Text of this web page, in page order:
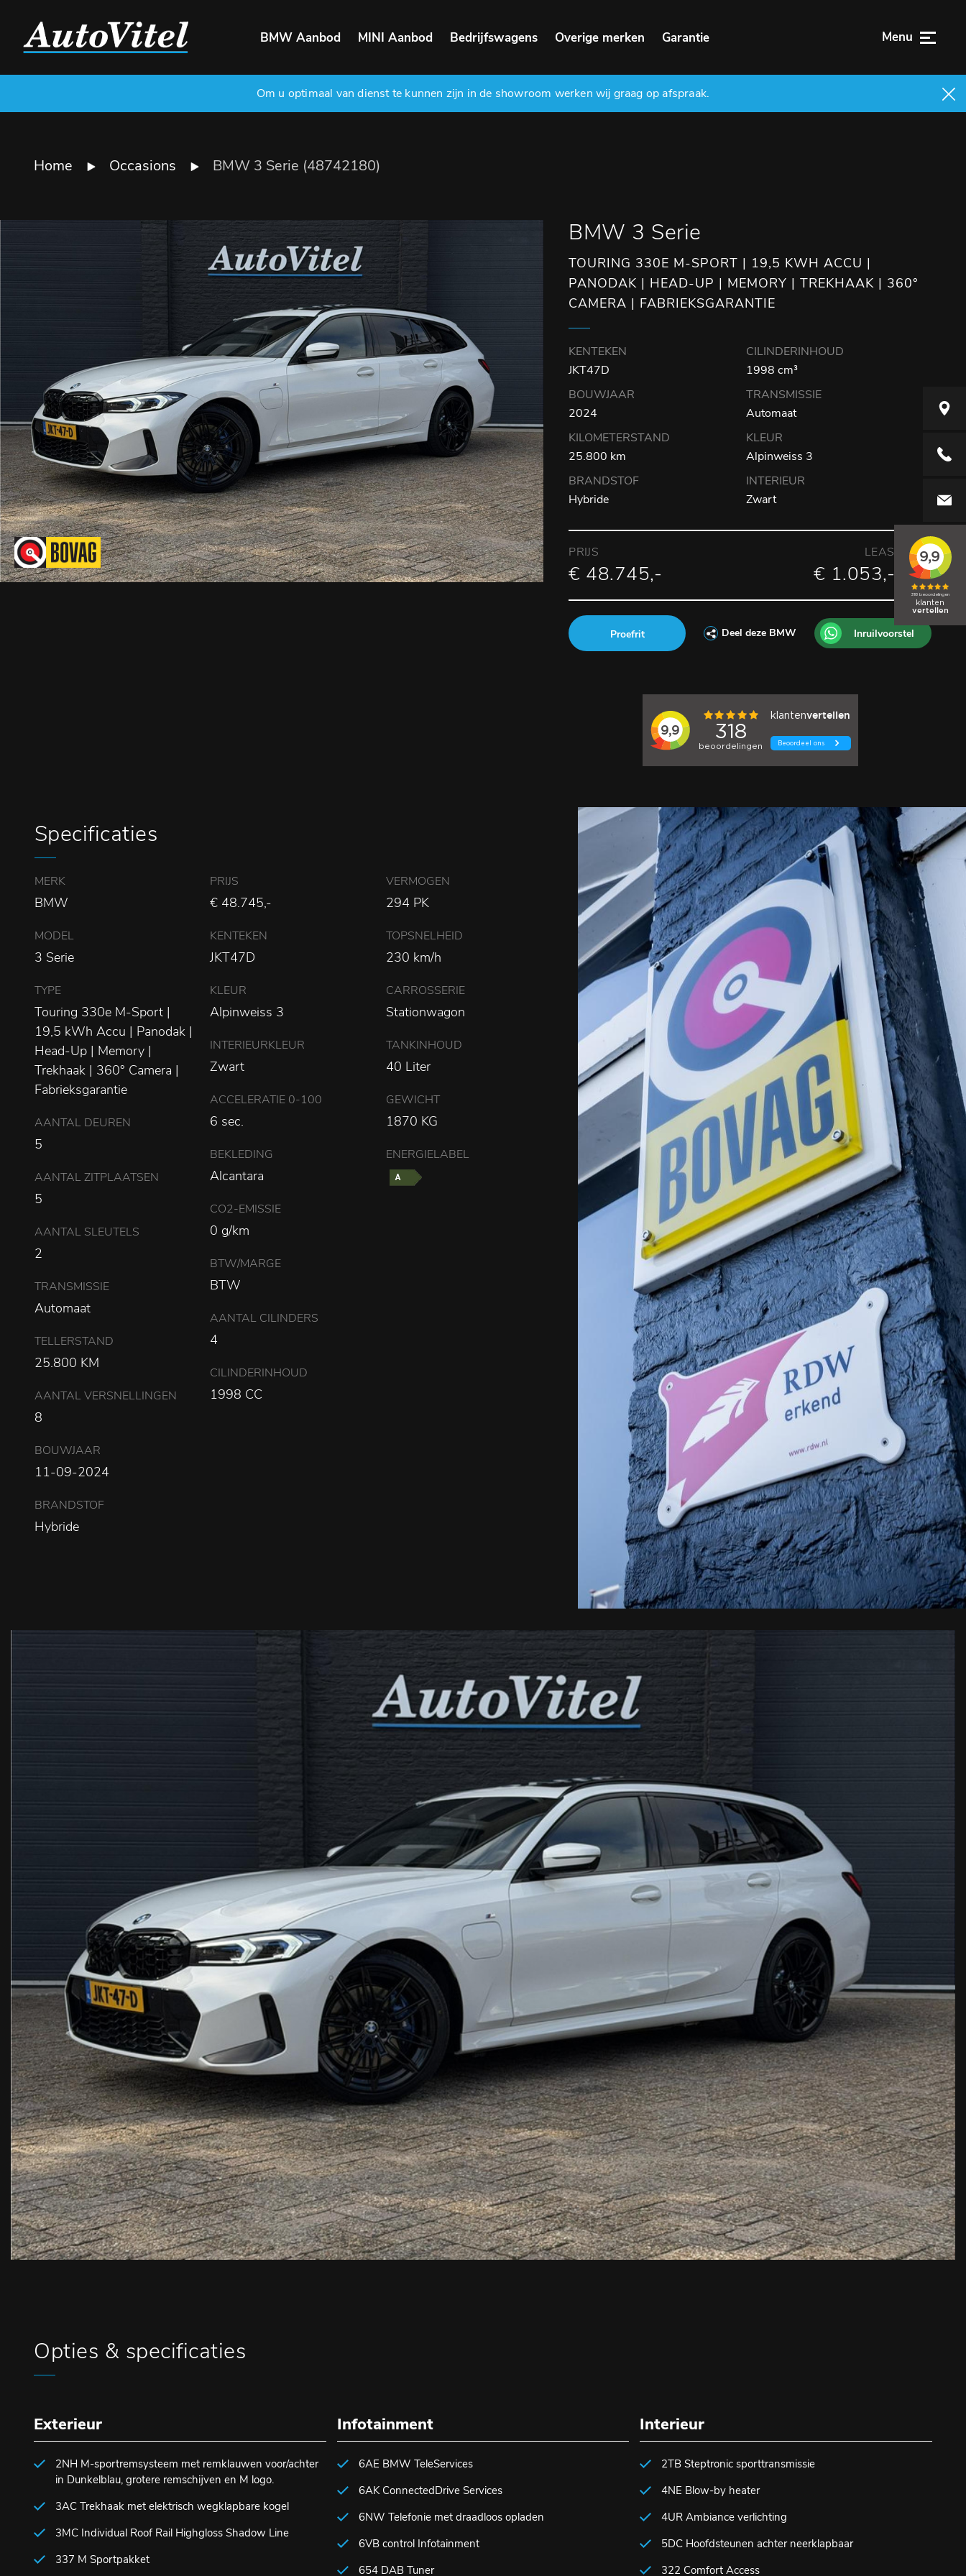
BMW Aanbod MINI Aanbod Bedrijfswagens Overige merken Garantie Menu
Om u optimaal van dienst te kunnen zijn in de showroom werken wij graag op afspraak.
Home Occasions BMW 3 Serie (48742180)
BMW 3 Serie
TOURING 330E M-SPORT | 19,5 KWH ACCU |
PANODAK | HEAD-UP | MEMORY | TREKHAAK | 360°
CAMERA | FABRIEKSGARANTIE
KENTEKEN
JKT47D
CILINDERINHOUD
1998 cm³
BOUWJAAR
2024
TRANSMISSIE
Automaat
KILOMETERSTAND
25.800 km
KLEUR
Alpinweiss 3
BRANDSTOF
Hybride
INTERIEUR
Zwart
PRIJS
€ 48.745,-
LEASEPRIJS
€ 1.053,- p/m
Proefrit Deel deze BMW Inruilvoorstel
Specificaties
MERK
BMW
MODEL
3 Serie
TYPE
Touring 330e M-Sport |
19,5 kWh Accu | Panodak |
Head-Up | Memory |
Trekhaak | 360° Camera |
Fabrieksgarantie
AANTAL DEUREN
5
AANTAL ZITPLAATSEN
5
AANTAL SLEUTELS
2
TRANSMISSIE
Automaat
TELLERSTAND
25.800 KM
AANTAL VERSNELLINGEN
8
BOUWJAAR
11-09-2024
BRANDSTOF
Hybride
PRIJS
€ 48.745,-
KENTEKEN
JKT47D
KLEUR
Alpinweiss 3
INTERIEURKLEUR
Zwart
ACCELERATIE 0-100
6 sec.
BEKLEDING
Alcantara
CO2-EMISSIE
0 g/km
BTW/MARGE
BTW
AANTAL CILINDERS
4
CILINDERINHOUD
1998 CC
VERMOGEN
294 PK
TOPSNELHEID
230 km/h
CARROSSERIE
Stationwagon
TANKINHOUD
40 Liter
GEWICHT
1870 KG
ENERGIELABEL
Opties & specificaties
Exterieur
2NH M-sportremsysteem met remklauwen voor/achter
in Dunkelblau, grotere remschijven en M logo.
3AC Trekhaak met elektrisch wegklapbare kogel
3MC Individual Roof Rail Highgloss Shadow Line
337 M Sportpakket
Infotainment
6AE BMW TeleServices
6AK ConnectedDrive Services
6NW Telefonie met draadloos opladen
6VB control Infotainment
654 DAB Tuner
Interieur
2TB Steptronic sporttransmissie
4NE Blow-by heater
4UR Ambiance verlichting
5DC Hoofdsteunen achter neerklapbaar
322 Comfort Access